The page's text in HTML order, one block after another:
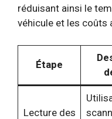
réduisant ainsi le
véhicule et les coûts
Étape
Lecture des